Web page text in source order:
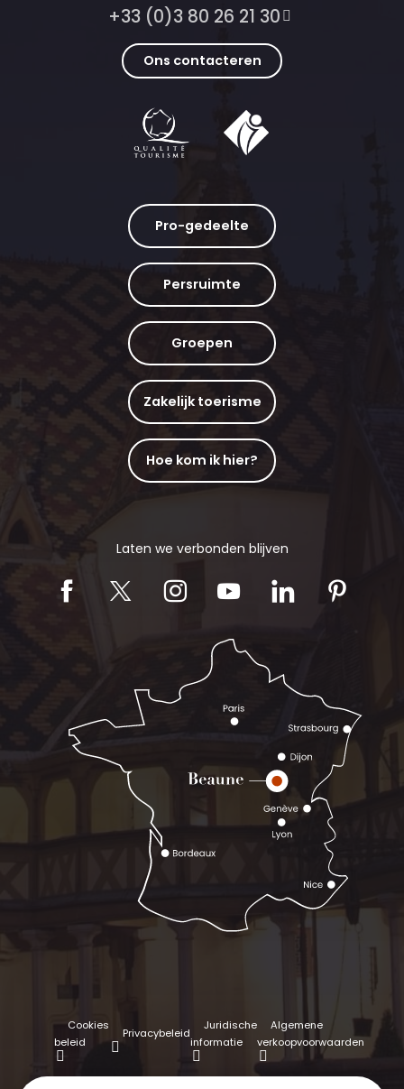
+33 (0)3 80 26 21 30
Ons contacteren
Pro-gedeelte
Persruimte
Groepen
Zakelijk toerisme
Hoe kom ik hier?
Laten we verbonden blijven
Cookies
beleid
Privacybeleid
Juridische
informatie
Algemene
verkoopvoorwaarden